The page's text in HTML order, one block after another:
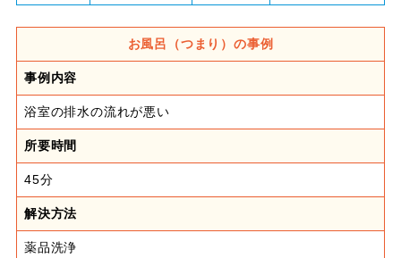
お風呂（つまり）の事例
事例内容
浴室の排水の流れが悪い
所要時間
45分
解決方法
薬品洗浄